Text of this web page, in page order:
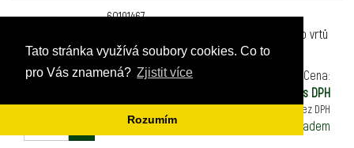
Tato stránka využívá soubory cookies. Co to
pro Vás znamená? Zjistit více
Rozumím
60191467
S4 2/28 M KIT 4GG ponorné 4" čerpadlo do vrtů
a studní - 1,5kW - 1x230V
Cena:
46 471 Kč s DPH
38 406 Kč bez DPH
Není skladem